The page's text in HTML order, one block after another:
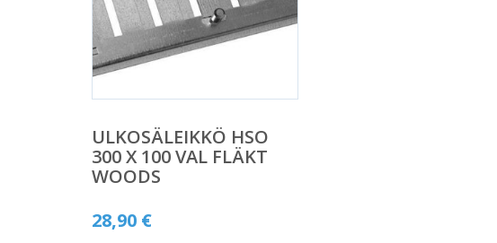
ULKOSÄLEIKKÖ HSO
300 X 100 VAL FLÄKT
WOODS
28,90 €